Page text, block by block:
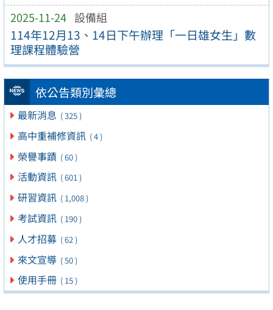
2025-11-24 設備組
114年12月13、14日下午辦理「一日雄女生」數
理課程體驗營
依公告類別彙總
最新消息 ( 325 )
高中重補修資訊 ( 4 )
榮譽事蹟 ( 60 )
活動資訊 ( 601 )
研習資訊 ( 1,008 )
考試資訊 ( 190 )
人才招募 ( 62 )
來文宣導 ( 50 )
使用手冊 ( 15 )